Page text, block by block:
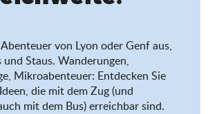
von Lyon oder Genf aus,
und Staus. Wanderungen,
Mikroabenteuer: Entdecken Sie
die mit dem Zug (und
mit dem Bus) erreichbar sind.